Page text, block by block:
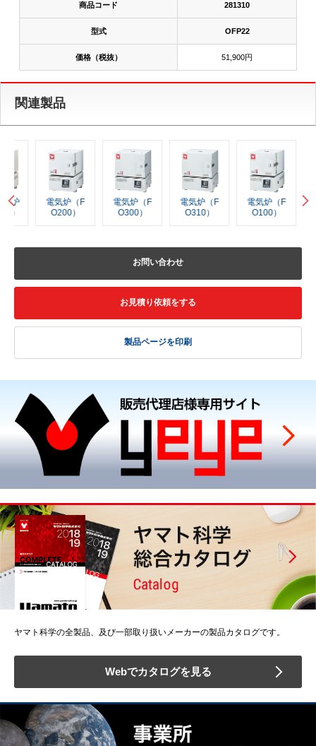
商品コード 281310
型式 OFP22
価格（税抜） 51,900円
関連製品
電気炉（F
O200）
電気炉（F
O300）
電気炉（F
O310）
電気炉（F
O100）
マッ
お問い合わせ
お見積り依頼をする
製品ページを印刷
ヤマト科学の全製品、及び一部取り扱いメーカーの製品カタログです。
Webでカタログを見る